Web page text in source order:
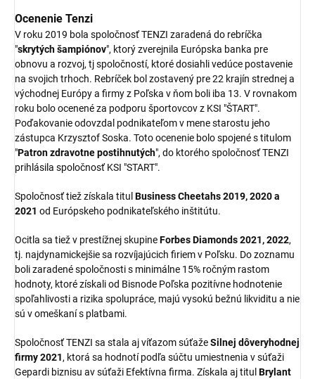
Ocenenie Tenzi
V roku 2019 bola spoločnosť TENZI zaradená do rebríčka
"skrytých šampiónov", ktorý zverejnila Európska banka pre
obnovu a rozvoj, tj spoločností, ktoré dosiahli vedúce postavenie
na svojich trhoch. Rebríček bol zostavený pre 22 krajín strednej a
východnej Európy a firmy z Poľska v ňom boli iba 13. V rovnakom
roku bolo ocenené za podporu športovcov z KSI "ŠTART".
Poďakovanie odovzdal podnikateľom v mene starostu jeho
zástupca Krzysztof Soska. Toto ocenenie bolo spojené s titulom
"Patron zdravotne postihnutých", do ktorého spoločnosť TENZI
prihlásila spoločnosť KSI "START".
Spoločnosť tiež získala titul Business Cheetahs 2019, 2020 a
2021 od Európskeho podnikateľského inštitútu.
Ocitla sa tiež v prestížnej skupineForbes Diamonds 2021, 2022,
tj. najdynamickejšie sa rozvíjajúcich firiem v Poľsku. Do zoznamu
boli zaradené spoločnosti s minimálne 15% ročným rastom
hodnoty, ktoré získali od Bisnode Poľska pozitívne hodnotenie
spoľahlivosti a rizika spolupráce, majú vysokú bežnú likviditu a nie
sú v omeškaní s platbami.
Spoločnosť TENZI sa stala aj víťazom súťažeSilnej dôveryhodnej
firmy 2021, ktorá sa hodnotí podľa súčtu umiestnenia v súťaži
Gepardi biznisu av súťaži Efektívna firma. Získala aj titul Brylant